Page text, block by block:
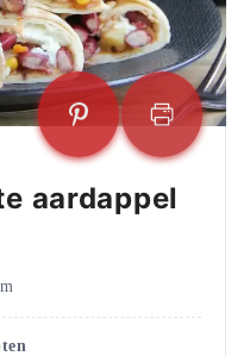
aardappel